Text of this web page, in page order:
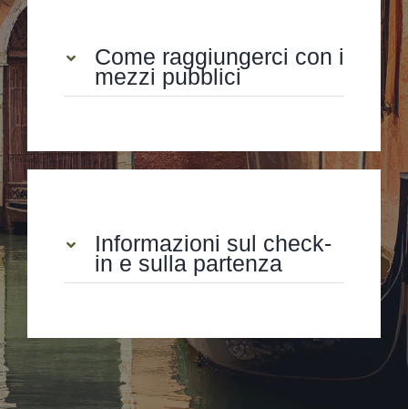
Come raggiungerci con i
mezzi pubblici
Informazioni sul check-
in e sulla partenza